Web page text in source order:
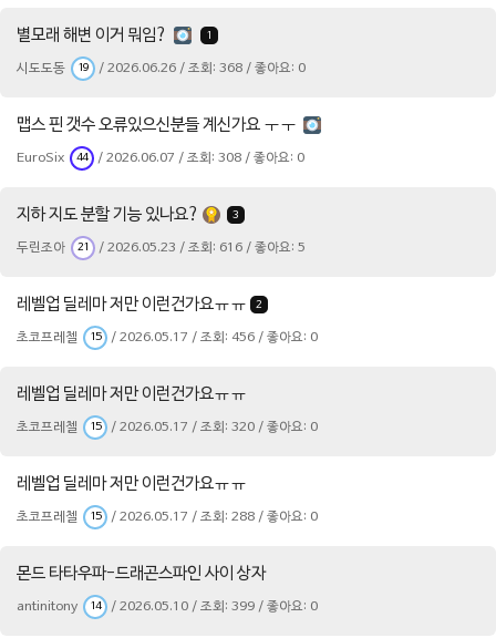
별모래 해변 이거 뭐임? 1
시도도동 19 / 2026.06.26 / 조회: 368 / 좋아요: 0
맵스 핀 갯수 오류있으신분들 계신가요 ㅜㅜ
EuroSix 44 / 2026.06.07 / 조회: 308 / 좋아요: 0
지하 지도 분할 기능 있나요? 3
두린조아 21 / 2026.05.23 / 조회: 616 / 좋아요: 5
레벨업 딜레마 저만 이런건가요ㅠㅠ 2
초코프레첼 15 / 2026.05.17 / 조회: 456 / 좋아요: 0
레벨업 딜레마 저만 이런건가요ㅠㅠ
초코프레첼 15 / 2026.05.17 / 조회: 320 / 좋아요: 0
레벨업 딜레마 저만 이런건가요ㅠㅠ
초코프레첼 15 / 2026.05.17 / 조회: 288 / 좋아요: 0
몬드 타타우파-드래곤스파인 사이 상자
antinitony 14 / 2026.05.10 / 조회: 399 / 좋아요: 0